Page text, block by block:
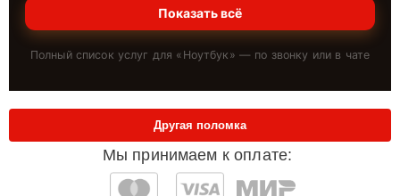
Показать всё
Полный список услуг для « Ноутбук » — по звонку или в чате
Мы принимаем к оплате:
Другая поломка